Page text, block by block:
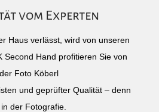
vom Experten
Haus verlässt, wird von unseren
Second Hand profitieren Sie von
Foto Köberl
und geprüfter Qualität – denn
der Fotografie.